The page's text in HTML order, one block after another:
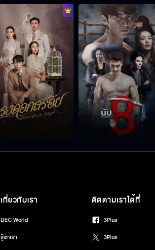
เกี่ยวกับเรา
BEC World
รู้จักเรา
ติดตามเราได้ที่
3Plus
3Plus